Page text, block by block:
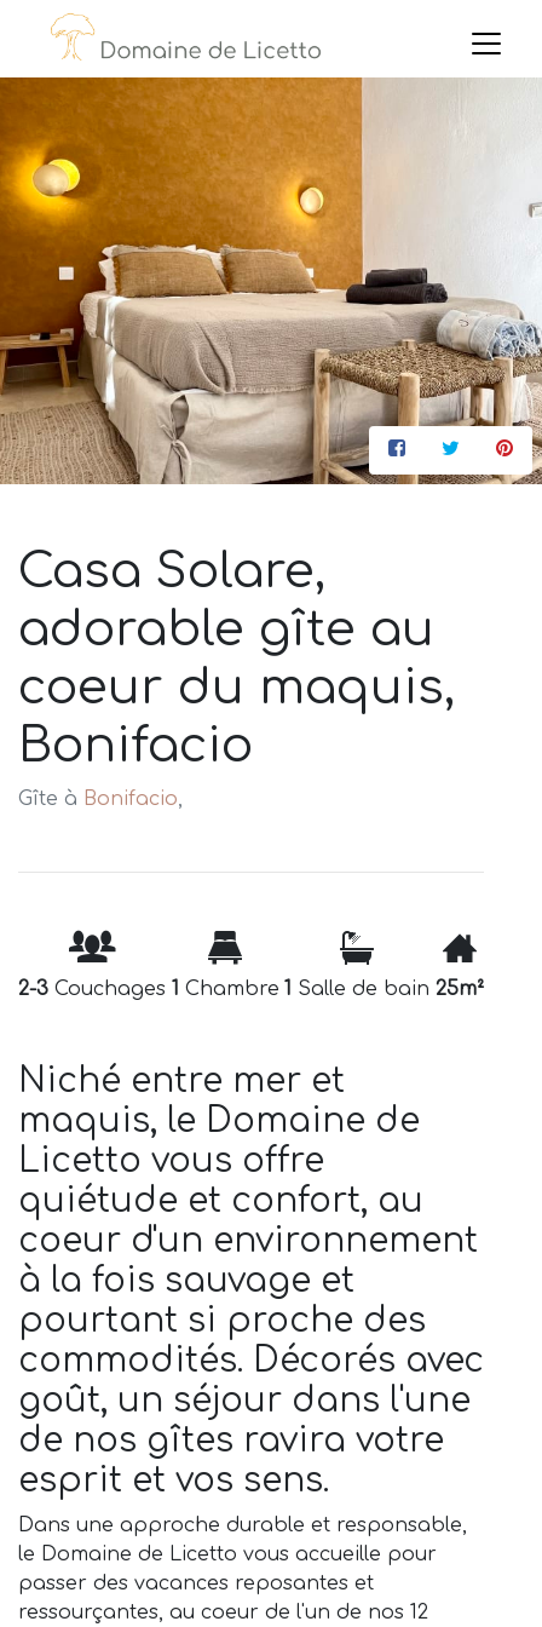
Casa Solare,
adorable gîte au
coeur du maquis,
Bonifacio
Gîte à Bonifacio,
2-3 Couchages 1 Chambre 1 Salle de bain 25m²
Niché entre mer et
maquis, le Domaine de
Licetto vous offre
quiétude et confort, au
coeur d'un environnement
à la fois sauvage et
pourtant si proche des
commodités. Décorés avec
goût, un séjour dans l'une
de nos gîtes ravira votre
esprit et vos sens.
Dans une approche durable et responsable,
le Domaine de Licetto vous accueille pour
passer des vacances reposantes et
ressourçantes, au coeur de l'un de nos 12